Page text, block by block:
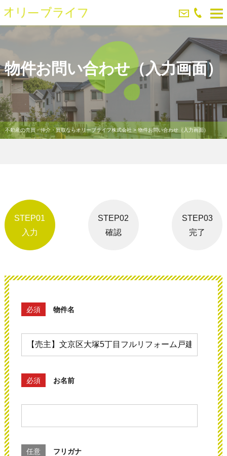
物件お問い合わせ（入力画面）
不動産の売買・仲介・買取ならオリーブライフ株式会社 >物件お問い合わせ（入力画面）
STEP01
入力
STEP02
確認
STEP03
完了
必須 物件名
必須 お名前
任意 フリガナ